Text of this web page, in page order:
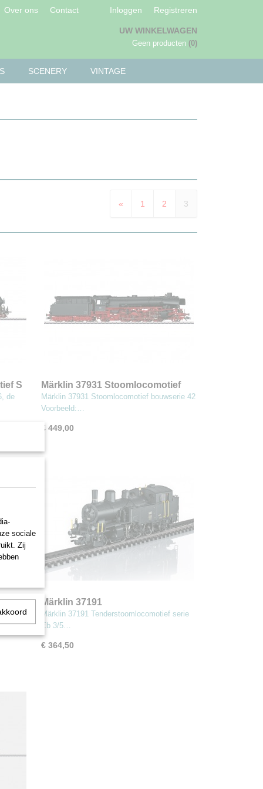
Over ons Contact Inloggen Registreren
UW WINKELWAGEN
Geen producten (0)
SCENERY VINTAGE
« 1 2 3
S
de
Märklin 37931 Stoomlocomotief
bouwserie 42
Märklin 37931 Stoomlocomotief bouwserie 42
Voorbeeld:…
€ 449,00
F
Märklin 37191
Tenderstoomlocomotief serie Eb
3/5 "Habersack"
Märklin 37191 Tenderstoomlocomotief serie
Eb 3/5…
€ 364,50
sociale
Zij